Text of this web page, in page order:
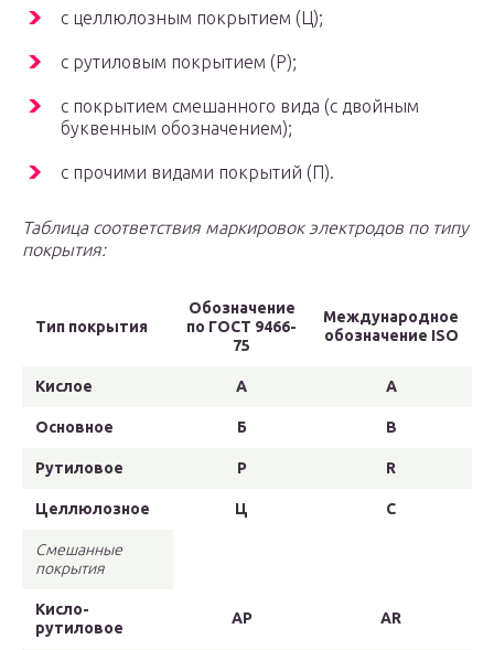
с целлюлозным покрытием (Ц);
с рутиловым покрытием (Р);
с покрытием смешанного вида (с двойным
буквенным обозначением);
с прочими видами покрытий (П).
Таблица соответствия маркировок электродов по типу
покрытия:
Тип покрытия
Обозначение
по ГОСТ 9466-
75
Международное
обозначение ISO
Кислое А A
Основное Б B
Рутиловое Р R
Целлюлозное Ц C
Смешанные
покрытия
Кисло-
рутиловое
АР AR